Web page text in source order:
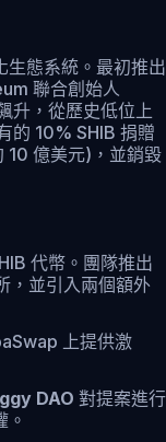
生態系統。最初推出
聯合創始人
升，從歷史低位上
的 10% SHIB 捐贈
10 億美元)，並銷毀
代幣。團隊推出
，並引入兩個額外
上提供激
DAO 對提案進行